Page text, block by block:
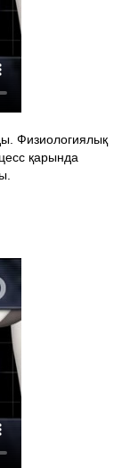
Физиологиялық
қарында